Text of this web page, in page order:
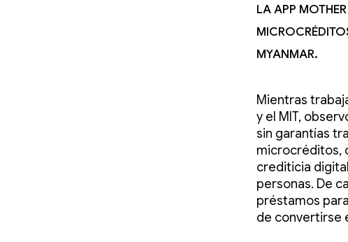
La app
Myanmar.
Mientras
y el MIT,
sin garantías
microcréditos,
crediticia
personas. De
préstamos
de convertirse